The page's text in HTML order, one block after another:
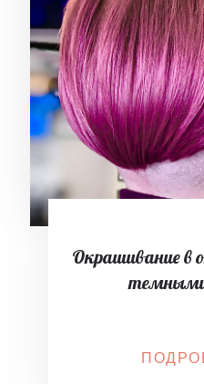
Окрашивание в